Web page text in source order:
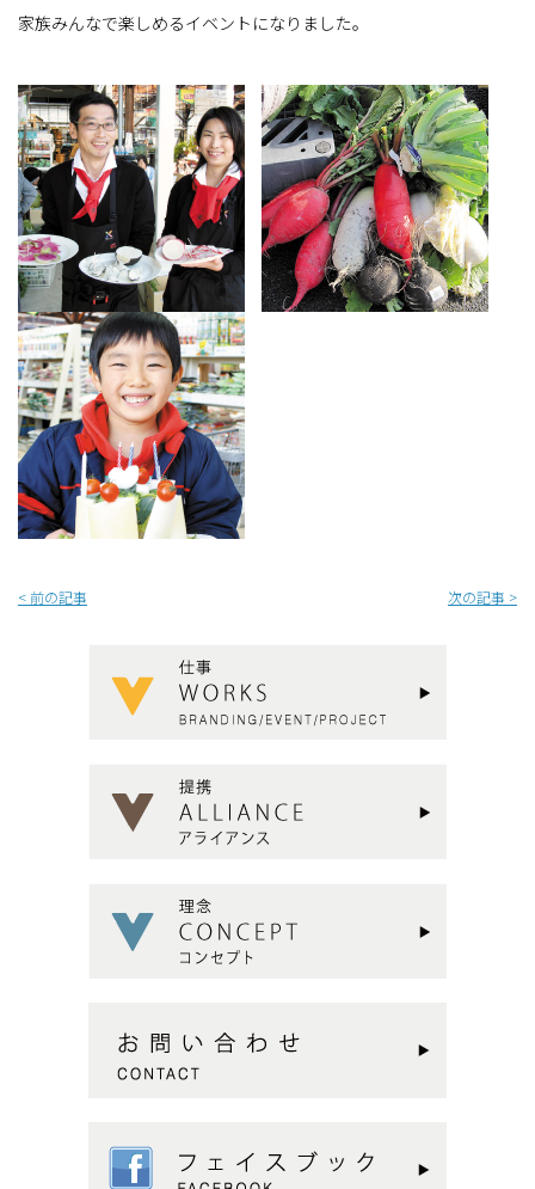
家族みんなで楽しめるイベントになりました。
< 前の記事 次の記事 >